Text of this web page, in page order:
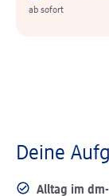
ab sofort
Deine
Alltag im